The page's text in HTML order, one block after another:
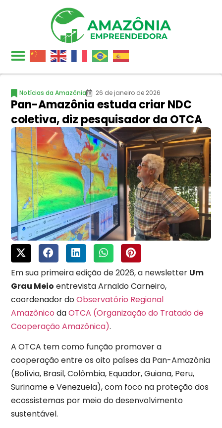
Notícias da Amazônia 26 de janeiro de 2026
Pan-Amazônia estuda criar NDC
coletiva, diz pesquisador da OTCA
Em sua primeira edição de 2026, a newsletter Um
Grau Meio entrevista Arnaldo Carneiro,
coordenador doObservatório Regional
Amazônico daOTCA (Organização do Tratado de
Cooperação Amazônica).
A OTCA tem como função promover a
cooperação entre os oito países da Pan-Amazônia
(Bolívia, Brasil, Colômbia, Equador, Guiana, Peru,
Suriname e Venezuela), com foco na proteção dos
ecossistemas por meio do desenvolvimento
sustentável.